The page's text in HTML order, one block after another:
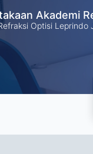
Akademi
Optisi Leprindo